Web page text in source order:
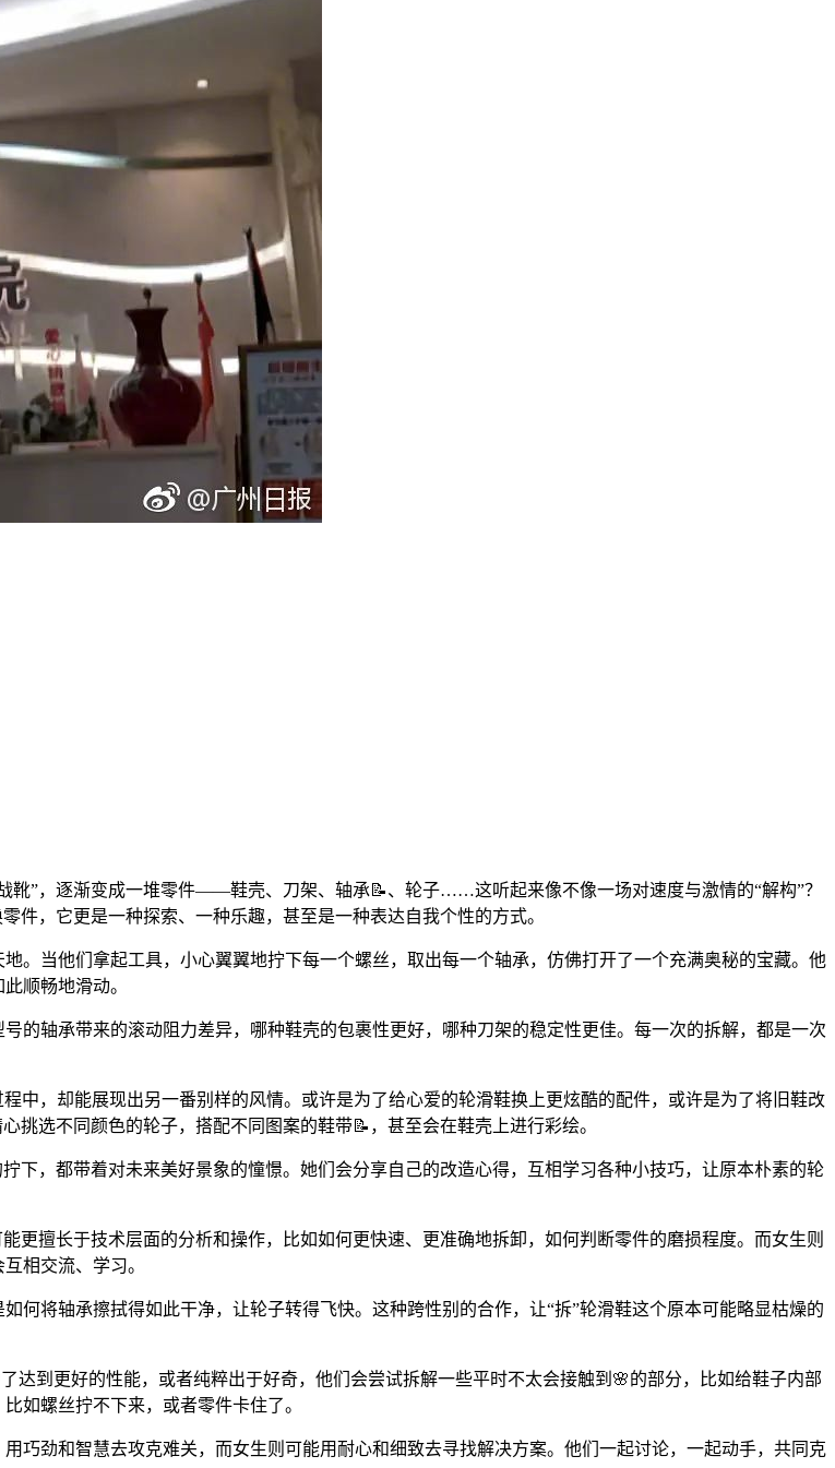
靴”，逐渐变成一堆零件——鞋壳、刀架、轴承📝、轮子……这听起来像不像一场对速度与激情的“解构”？
件，它更是一种探索、一种乐趣，甚至是一种表达自我个性的方式。
。当他们拿起工具，小心翼翼地拧下每一个螺丝，取出每一个轴承，仿佛打开了一个充满奥秘的宝藏。他
顺畅地滑动。
的轴承带来的滚动阻力差异，哪种鞋壳的包裹性更好，哪种刀架的稳定性更佳。每一次的拆解，都是一次
中，却能展现出另一番别样的风情。或许是为了给心爱的轮滑鞋换上更炫酷的配件，或许是为了将旧鞋改
挑选不同颜色的轮子，搭配不同图案的鞋带📝，甚至会在鞋壳上进行彩绘。
下，都带着对未来美好景象的憧憬。她们会分享自己的改造心得，互相学习各种小技巧，让原本朴素的轮
更擅长于技术层面的分析和操作，比如如何更快速、更准确地拆卸，如何判断零件的磨损程度。而女生则
相交流、学习。
何将轴承擦拭得如此干净，让轮子转得飞快。这种跨性别的合作，让“拆”轮滑鞋这个原本可能略显枯燥的
达到更好的性能，或者纯粹出于好奇，他们会尝试拆解一些平时不太会接触到🌸的部分，比如给鞋子内部
如螺丝拧不下来，或者零件卡住了。
巧劲和智慧去攻克难关，而女生则可能用耐心和细致去寻找解决方案。他们一起讨论，一起动手，共同克